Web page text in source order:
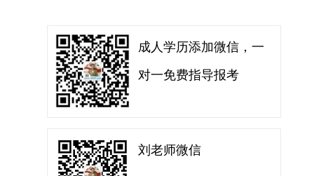
成人学历添加微信，一
对一免费指导报考
刘老师微信